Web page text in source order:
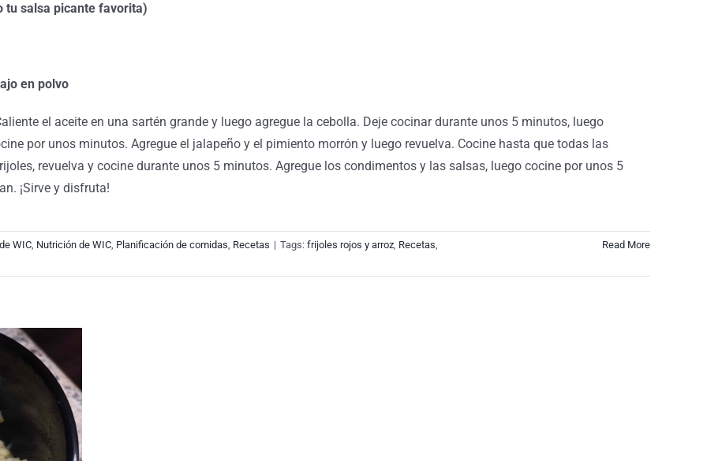
tu salsa picante favorita)
en polvo
el aceite en una sartén grande y luego agregue la cebolla. Deje cocinar durante unos 5 minutos, luego
por unos minutos. Agregue el jalapeño y el pimiento morrón y luego revuelva. Cocine hasta que todas las
revuelva y cocine durante unos 5 minutos. Agregue los condimentos y las salsas, luego cocine por unos 5
¡Sirve y disfruta!
WIC, Nutrición de WIC, Planificación de comidas, Recetas | Tags: frijoles rojos y arroz, Recetas,
Read More